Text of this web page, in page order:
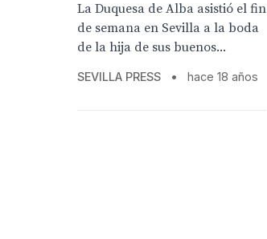
La Duquesa de Alba asistió el fin
de semana en Sevilla a la boda
de la hija de sus buenos...
SEVILLA PRESS • hace 18 años